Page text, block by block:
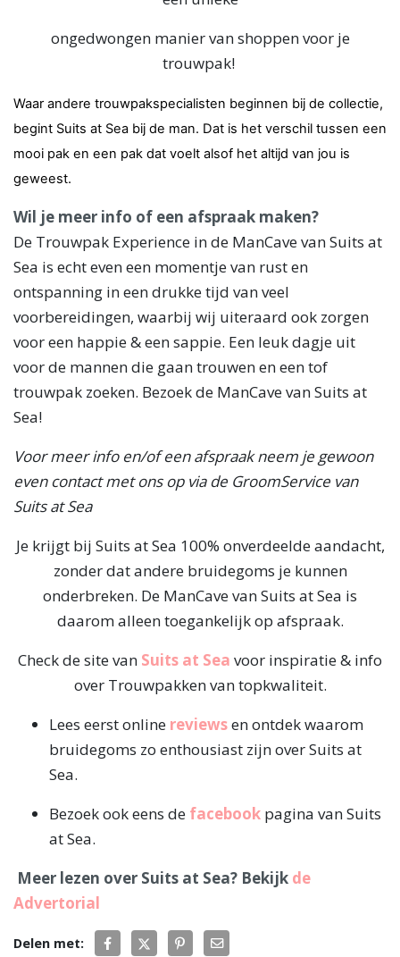
ongedwongen manier van shoppen voor je
trouwpak!
Waar andere trouwpakspecialisten beginnen bij de collectie,
begint Suits at Sea bij de man. Dat is het verschil tussen een
mooi pak en een pak dat voelt alsof het altijd van jou is
geweest.
Wil je meer info of een afspraak maken?
De Trouwpak Experience in de ManCave van Suits at
Sea is echt even een momentje van rust en
ontspanning in een drukke tijd van veel
voorbereidingen, waarbij wij uiteraard ook zorgen
voor een happie & een sappie. Een leuk dagje uit
voor de mannen die gaan trouwen en een tof
trouwpak zoeken. Bezoek de ManCave van Suits at
Sea!
Voor meer info en/of een afspraak neem je gewoon
even contact met ons op via de GroomService van
Suits at Sea
Je krijgt bij Suits at Sea 100% onverdeelde aandacht,
zonder dat andere bruidegoms je kunnen
onderbreken. De ManCave van Suits at Sea is
daarom alleen toegankelijk op afspraak.
Check de site van Suits at Sea voor inspiratie & info
over Trouwpakken van topkwaliteit.
Lees eerst online reviewsen ontdek waarom
bruidegoms zo enthousiast zijn over Suits at
Sea.
Bezoek ook eens de facebook pagina van Suits
at Sea.
Meer lezen over Suits at Sea? Bekijk de
Advertorial
Delen met: